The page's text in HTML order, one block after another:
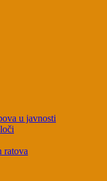
u javnosti
ratova